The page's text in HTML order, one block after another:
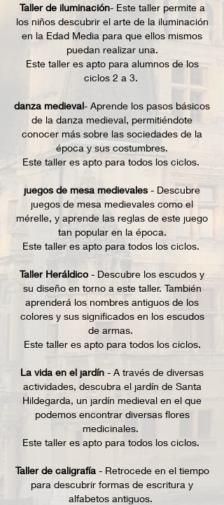
Taller de iluminación- Este taller permite a
los niños descubrir el arte de la iluminación
en la Edad Media para que ellos mismos
puedan realizar una.
Este taller es apto para alumnos de los
ciclos 2 a 3.
danza medieval- Aprende los pasos básicos
de la danza medieval, permitiéndote
conocer más sobre las sociedades de la
época y sus costumbres.
Este taller es apto para todos los ciclos.
juegos de mesa medievales - Descubre
juegos de mesa medievales como el
mérelle, y aprende las reglas de este juego
tan popular en la época.
Este taller es apto para todos los ciclos.
Taller Heráldico - Descubre los escudos y
su diseño en torno a este taller. También
aprenderá los nombres antiguos de los
colores y sus significados en los escudos
de armas.
Este taller es apto para todos los ciclos.
La vida en el jardín - A través de diversas
actividades, descubra el jardín de Santa
Hildegarda, un jardín medieval en el que
podemos encontrar diversas flores
medicinales.
Este taller es apto para todos los ciclos.
Taller de caligrafía- Retrocede en el tiempo
para descubrir formas de escritura y
alfabetos antiguos.